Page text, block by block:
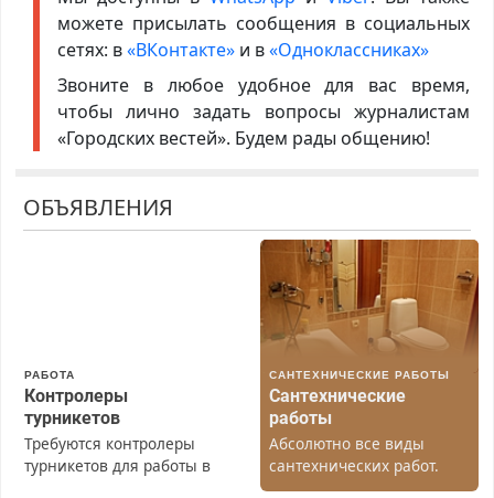
можете присылать сообщения в социальных
сетях: в«ВКонтакте»и в«Одноклассниках»
Звоните в любое удобное для вас время,
чтобы лично задать вопросы журналистам
«Городских вестей». Будем рады общению!
ОБЪЯВЛЕНИЯ
РАБОТА
Контролеры
турникетов
Требуются контролеры
турникетов для работы в
САНТЕХНИЧЕСКИЕ РАБОТЫ
Сантехнические
работы
Абсолютно все виды
сантехнических работ.
Быстро. Качественно.